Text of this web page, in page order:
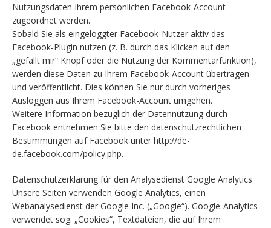
Nutzungsdaten Ihrem persönlichen Facebook-Account
zugeordnet werden.
Sobald Sie als eingeloggter Facebook-Nutzer aktiv das
Facebook-Plugin nutzen (z. B. durch das Klicken auf den
„gefällt mir“ Knopf oder die Nutzung der Kommentarfunktion),
werden diese Daten zu Ihrem Facebook-Account übertragen
und veröffentlicht. Dies können Sie nur durch vorheriges
Ausloggen aus Ihrem Facebook-Account umgehen.
Weitere Information bezüglich der Datennutzung durch
Facebook entnehmen Sie bitte den datenschutzrechtlichen
Bestimmungen auf Facebook unter http://de-
de.facebook.com/policy.php.
Datenschutzerklärung für den Analysedienst Google Analytics
Unsere Seiten verwenden Google Analytics, einen
Webanalysedienst der Google Inc. („Google“). Google-Analytics
verwendet sog. „Cookies“, Textdateien, die auf Ihrem